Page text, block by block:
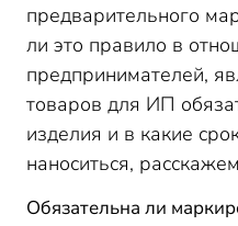
предварительного
ли это правило в
предпринимателей,
товаров для ИП
изделия и в какие
наноситься,
Обязательна ли